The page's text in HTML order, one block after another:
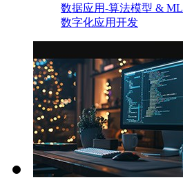
数据应用-算法模型 & ML
数字化应用开发